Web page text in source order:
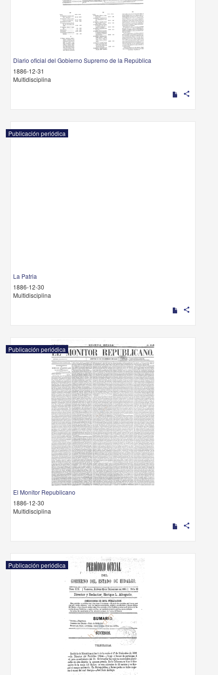
Diario oficial del Gobierno Supremo de la República
1886-12-31
Multidisciplina
share
Publicación periódica
La Patria
1886-12-30
Multidisciplina
share
Publicación periódica
El Monitor Republicano
1886-12-30
Multidisciplina
share
Publicación periódica